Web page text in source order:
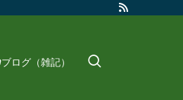
ブログ（雑記）